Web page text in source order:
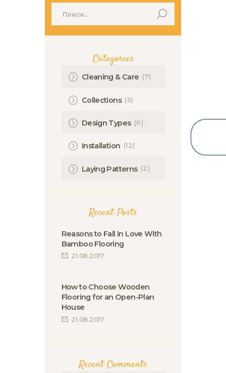
Categories
Cleaning & Care (7)
Collections (5)
Design Types (6)
Installation (12)
Laying Patterns (2)
Recent Posts
Reasons to Fall in Love With
Bamboo Flooring
21.08.2017
How to Choose Wooden
Flooring for an Open-Plan
House
21.08.2017
Recent Comments